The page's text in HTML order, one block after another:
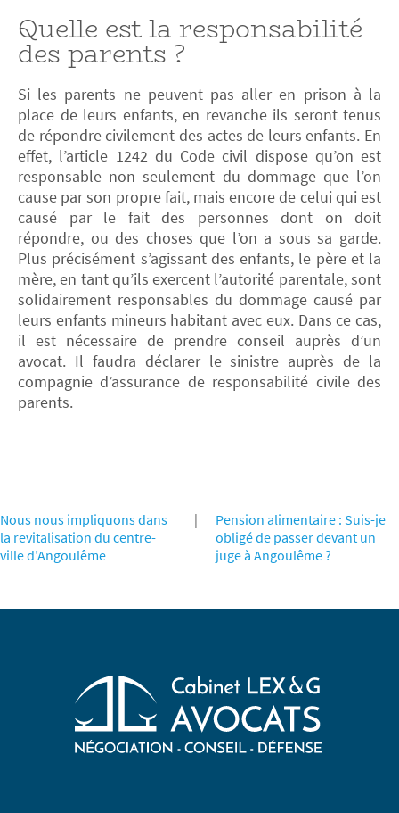
Quelle est la responsabilité
des parents ?
Si les parents ne peuvent pas aller en prison à la
place de leurs enfants, en revanche ils seront tenus
de répondre civilement des actes de leurs enfants. En
effet, l’article 1242 du Code civil dispose qu’on est
responsable non seulement du dommage que l’on
cause par son propre fait, mais encore de celui qui est
causé par le fait des personnes dont on doit
répondre, ou des choses que l’on a sous sa garde.
Plus précisément s’agissant des enfants, le père et la
mère, en tant qu’ils exercent l’autorité parentale, sont
solidairement responsables du dommage causé par
leurs enfants mineurs habitant avec eux. Dans ce cas,
il est nécessaire de prendre conseil auprès d’un
avocat. Il faudra déclarer le sinistre auprès de la
compagnie d’assurance de responsabilité civile des
parents.
Nous nous impliquons dans
la revitalisation du centre-
ville d’Angoulême
|
Pension alimentaire : Suis-je
obligé de passer devant un
juge à Angoulême ?